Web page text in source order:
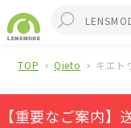
TOP Qieto キエト
【重要なご案内